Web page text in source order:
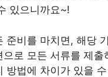
있으니까요~!
준비를 마치면, 해당
으로 모든 서류를 제출
방법에 차이가 있을